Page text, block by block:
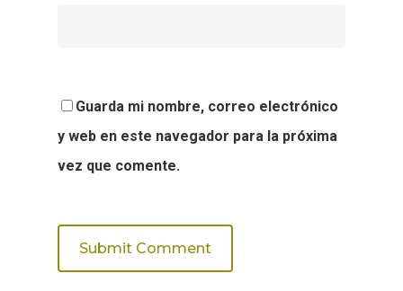
Guarda mi nombre, correo electrónico
y web en este navegador para la próxima
vez que comente.